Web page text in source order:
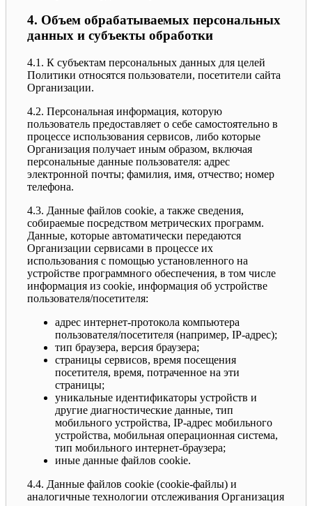
4. Объем обрабатываемых персональных
данных и субъекты обработки
4.1. К субъектам персональных данных для целей
Политики относятся пользователи, посетители сайта
Организации.
4.2. Персональная информация, которую
пользователь предоставляет о себе самостоятельно в
процессе использования сервисов, либо которые
Организация получает иным образом, включая
персональные данные пользователя: адрес
электронной почты; фамилия, имя, отчество; номер
телефона.
4.3. Данные файлов cookie, а также сведения,
собираемые посредством метрических программ.
Данные, которые автоматически передаются
Организации сервисами в процессе их
использования с помощью установленного на
устройстве программного обеспечения, в том числе
информация из cookie, информация об устройстве
пользователя/посетителя:
адрес интернет-протокола компьютера
пользователя/посетителя (например, IP-адрес);
тип браузера, версия браузера;
страницы сервисов, время посещения
посетителя, время, потраченное на эти
страницы;
уникальные идентификаторы устройств и
другие диагностические данные, тип
мобильного устройства, IP-адрес мобильного
устройства, мобильная операционная система,
тип мобильного интернет-браузера;
иные данные файлов cookie.
4.4. Данные файлов cookie (сookie-файлы) и
аналогичные технологии отслеживания Организация